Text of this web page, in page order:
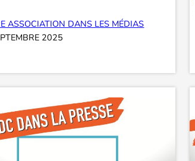
ASSOCIATION DANS LES MÉDIAS
2025